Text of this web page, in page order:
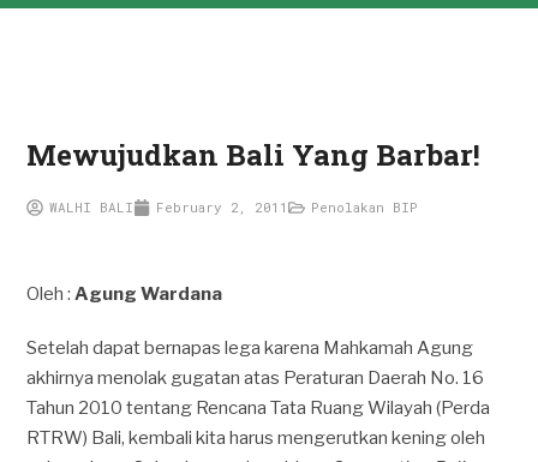
Mewujudkan Bali Yang Barbar!
WALHI BALI February 2, 2011 Penolakan BIP
Oleh :Agung Wardana
Setelah dapat bernapas lega karena Mahkamah Agung
akhirnya menolak gugatan atas Peraturan Daerah No. 16
Tahun 2010 tentang Rencana Tata Ruang Wilayah (Perda
RTRW) Bali, kembali kita harus mengerutkan kening oleh